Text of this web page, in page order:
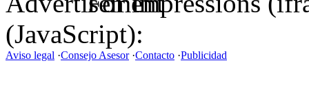
(JavaScript):
Aviso legal ·Consejo Asesor·Contacto ·Publicidad